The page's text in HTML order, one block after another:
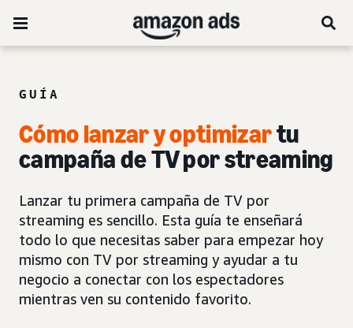
GUÍA
Cómo lanzar y optimizartu
campaña de TV por streaming
Lanzar tu primera campaña de TV por
streaming es sencillo. Esta guía te enseñará
todo lo que necesitas saber para empezar hoy
mismo con TV por streaming y ayudar a tu
negocio a conectar con los espectadores
mientras ven su contenido favorito.